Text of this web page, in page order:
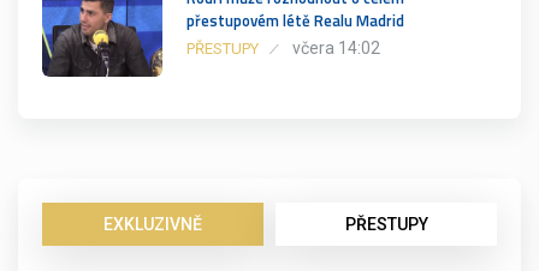
přestupovém létě Realu Madrid
PŘESTUPY včera 14:02
EXKLUZIVNĚ PŘESTUPY